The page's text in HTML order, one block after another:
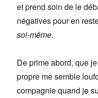
et prend soin de le
négatives pour en
soi-même.
De prime abord, que
propre me semble
compagnie quand je